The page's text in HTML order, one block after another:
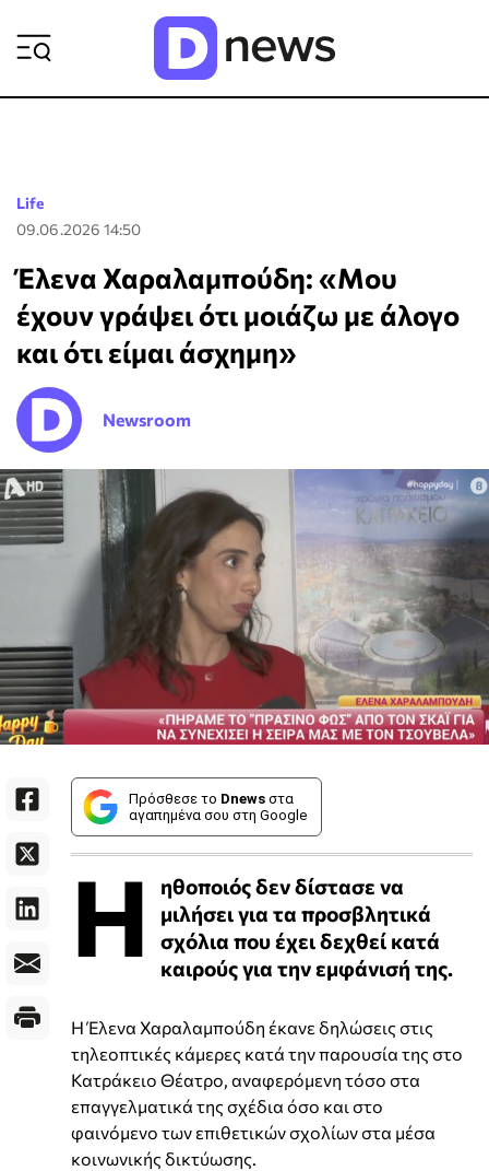
Life
09.06.2026 14:50
Έλενα Χαραλαμπούδη: «Μου
έχουν γράψει ότι μοιάζω με άλογο
και ότι είμαι άσχημη»
Newsroom
Πρόσθεσε το Dnews στα
αγαπημένα σου στη Google
Η
ηθοποιός δεν δίστασε να
μιλήσει για τα προσβλητικά
σχόλια που έχει δεχθεί κατά
καιρούς για την εμφάνισή της.
Η Έλενα Χαραλαμπούδη έκανε δηλώσεις στις
τηλεοπτικές κάμερες κατά την παρουσία της στο
Κατράκειο Θέατρο, αναφερόμενη τόσο στα
επαγγελματικά της σχέδια όσο και στο
φαινόμενο των επιθετικών σχολίων στα μέσα
κοινωνικής δικτύωσης.